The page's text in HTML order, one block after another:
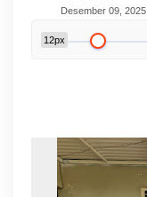
Desember 09, 2025
12px